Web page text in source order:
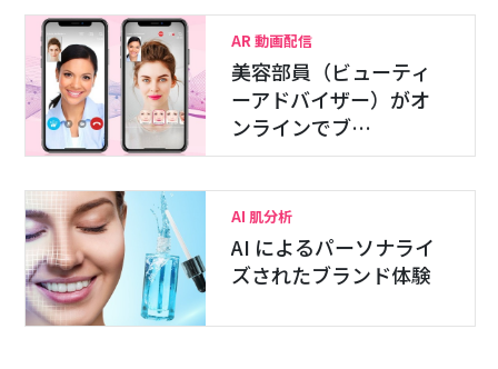
AR 動画配信
美容部員（ビューティ
ーアドバイザー）がオ
ンラインでブ…
AI 肌分析
AI によるパーソナライ
ズされたブランド体験